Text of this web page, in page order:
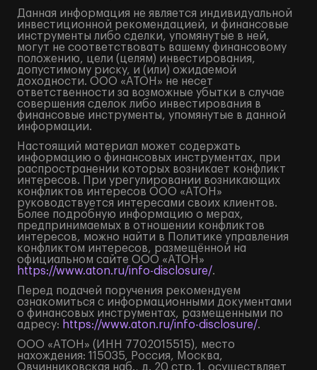
Данная информация не является индивидуальной
инвестиционной рекомендацией, и финансовые
инструменты либо сделки, упомянутые в ней,
могут не соответствовать вашему финансовому
положению, цели (целям) инвестирования,
допустимому риску, и (или) ожидаемой
доходности. ООО «АТОН» не несет
ответственности за возможные убытки в случае
совершения сделок либо инвестирования в
финансовые инструменты, упомянутые в данной
информации.
Настоящий материал может содержать
информацию о финансовых инструментах, при
распространении которых возникает конфликт
интересов. При урегулировании возникающих
конфликтов интересов ООО «АТОН»
руководствуется интересами своих клиентов.
Более подробную информацию о мерах,
предпринимаемых в отношении конфликтов
интересов, можно найти в Политике управления
конфликтом интересов, размещённой на
официальном сайте ООО «АТОН»
https://www.aton.ru/info-disclosure/.
Перед подачей поручения рекомендуем
ознакомиться с информационными документами
о финансовых инструментах, размещенными по
адресу: https://www.aton.ru/info-disclosure/.
ООО «АТОН» (ИНН 7702015515), место
нахождения: 115035, Россия, Москва,
Овчинниковская наб., д. 20 стр. 1, осуществляет